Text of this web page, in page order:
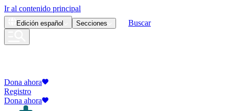
Ir al contenido principal
Edición español Secciones Buscar
Dona ahora
Registro
Dona ahora